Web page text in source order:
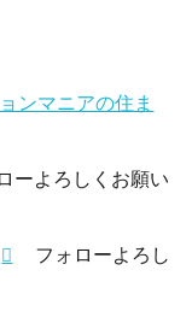
ンマニアの住ま
ーよろしくお願い
フォローよろし